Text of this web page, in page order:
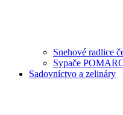
Snehové radlice
Sypače
Sadovníctvo a zelináry